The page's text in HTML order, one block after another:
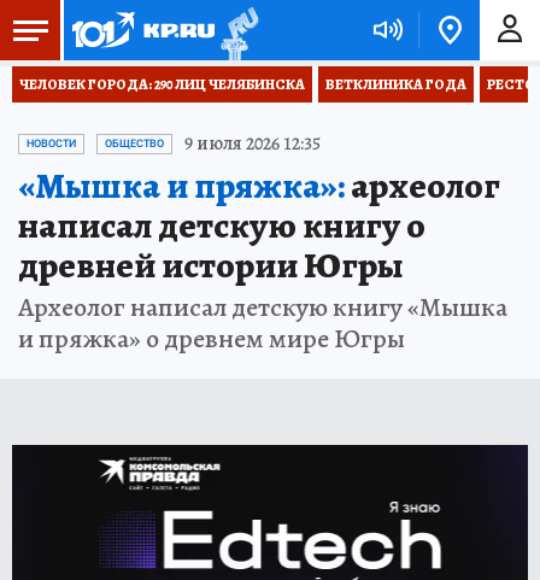
ЧЕЛОВЕК ГОРОДА: 290 ЛИЦ ЧЕЛЯБИНСКА ВЕТКЛИНИКА ГОДА
НОВОСТИ ОБЩЕСТВО 9 июля 2026 12:35
«Мышка и пряжка»:археолог
написал детскую книгу о
древней истории Югры
Археолог написал детскую книгу «Мышка
и пряжка» о древнем мире Югры